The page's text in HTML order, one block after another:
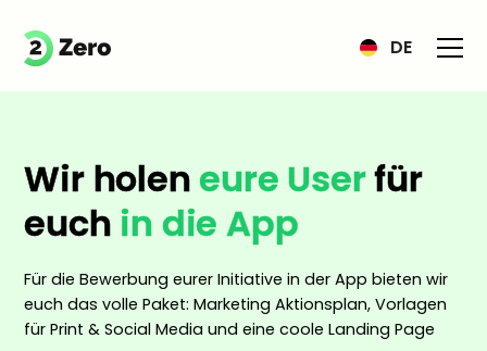
DE
Wir holeneure Userfür
euch in die App
Für die Bewerbung eurer Initiative in der App bieten wir
euch das volle Paket: Marketing Aktionsplan, Vorlagen
für Print & Social Media und eine coole Landing Page